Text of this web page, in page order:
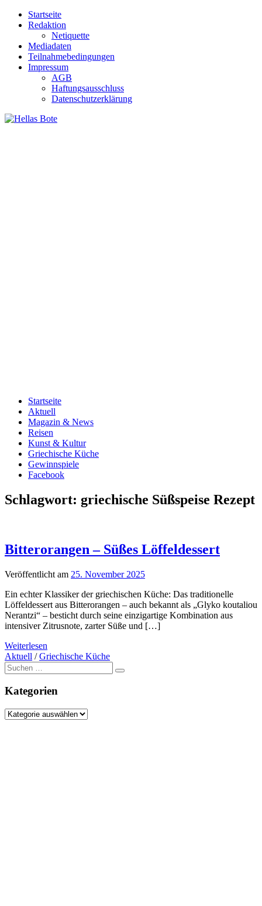
Zum
Inhalt
Startseite
Redaktion
Netiquette
Mediadaten
Teilnahmebedingungen
Impressum
AGB
Haftungsausschluss
Datenschutzerklärung
Startseite
Aktuell
Magazin & News
Reisen
Kunst & Kultur
Griechische Küche
Gewinnspiele
Facebook
Schlagwort: griechische Süßspeise Rezept
Bitterorangen – Süßes Löffeldessert
Veröffentlicht am 25. November 2025
Ein echter Klassiker der griechischen Küche: Das traditionelle
Löffeldessert aus Bitterorangen – auch bekannt als „Glyko koutaliou
Nerantzi“ – besticht durch seine einzigartige Kombination aus
intensiver Zitrusnote, zarter Süße und […]
Weiterlesen
Aktuell /Griechische Küche
Suche
nach:
Kategorien
Kategorien